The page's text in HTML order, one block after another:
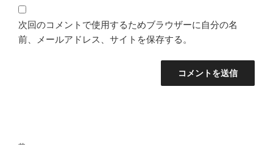
次回のコメントで使用するためブラウザーに自分の名
前、メールアドレス、サイトを保存する。
投